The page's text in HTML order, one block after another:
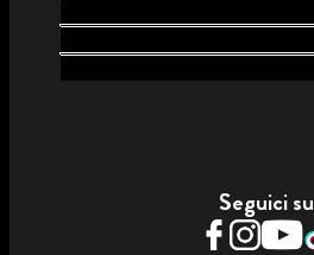
COLOR GLAZE
COLOR GLAZE
SCOPRI DI PIÙ
SCOPRI DI PIÙ
BIONDO PLATINOSeguici su